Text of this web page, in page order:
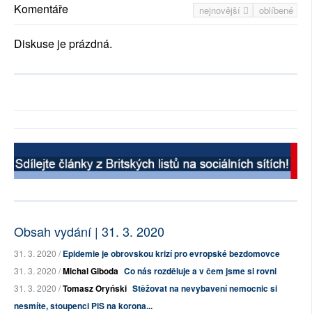
nejnovější oblíbené
Komentáře
Diskuse je prázdná.
Obsah vydání | 31. 3. 2020
31. 3. 2020 /Epidemie je obrovskou krizí pro evropské bezdomovce
31. 3. 2020 /Michal Giboda Co nás rozděluje a v čem jsme si rovni
31. 3. 2020 /Tomasz Oryński Stěžovat na nevybavení nemocnic si
nesmíte, stoupenci PiS na korona...